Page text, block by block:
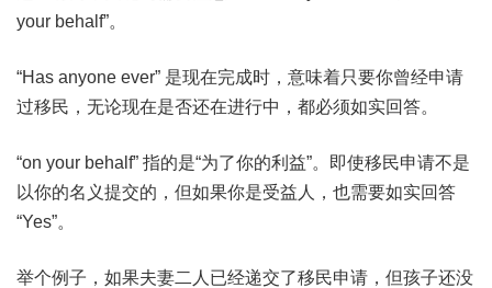
your behalf”。
“Has anyone ever” 是现在完成时，意味着只要你曾经申请
过移民，无论现在是否还在进行中，都必须如实回答。
“on your behalf” 指的是“为了你的利益”。即使移民申请不是
以你的名义提交的，但如果你是受益人，也需要如实回答
“Yes”。
举个例子，如果夫妻二人已经递交了移民申请，但孩子还没